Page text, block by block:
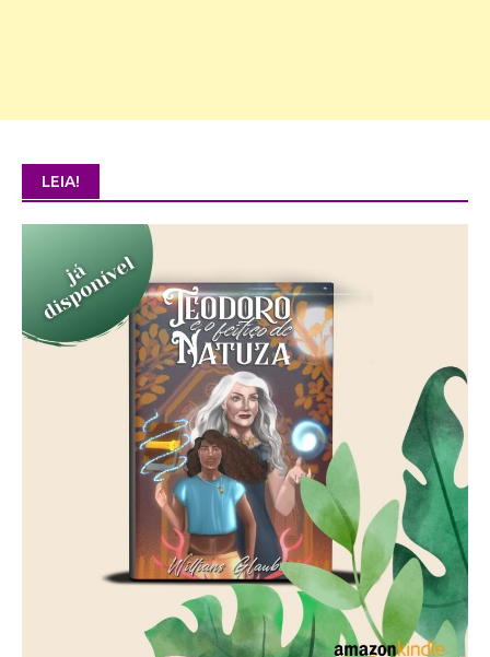
LEIA!